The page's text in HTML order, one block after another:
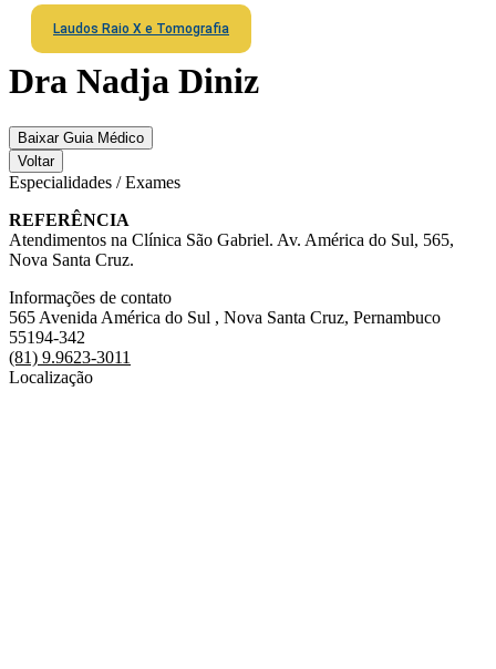
Laudos Raio X e Tomografia
Dra Nadja Diniz
Baixar Guia Médico
Voltar
Especialidades / Exames
REFERÊNCIA
Atendimentos na Clínica São Gabriel. Av. América do Sul, 565,
Nova Santa Cruz.
Informações de contato
565 Avenida América do Sul , Nova Santa Cruz, Pernambuco
55194-342
(81) 9.9623-3011
Localização